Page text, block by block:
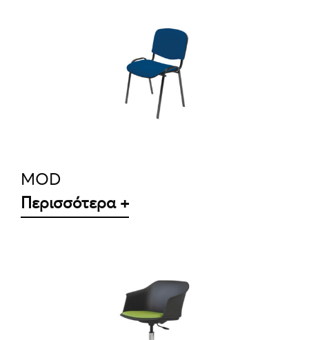
ΛΕΠΤΟΜΈΡΕΙΕΣ
MOD
Περισσότερα +
ΛΕΠΤΟΜΈΡΕΙΕΣ